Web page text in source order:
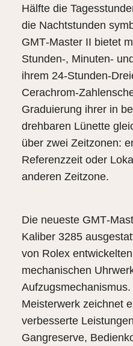
Hälfte die
die Nachtstunden
GMT‑Master II bietet
Stunden-, Minuten-
ihrem 24‑Stunden-
Cerachrom-
Graduierung ihrer in
drehbaren Lünette
über zwei Zeitzonen:
Referenzzeit oder
anderen Zeitzone.
Die neueste
Kaliber 3285
von Rolex
mechanischen
Meisterwerk zeichnet
verbesserte
Gangreserve,